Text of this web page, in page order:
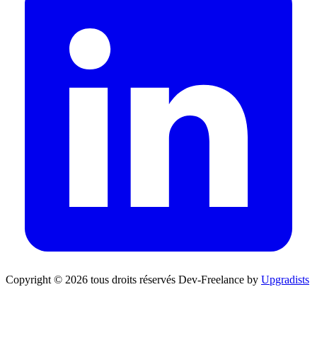
Copyright © 2026 tous droits réservés Dev-Freelance by Upgradists